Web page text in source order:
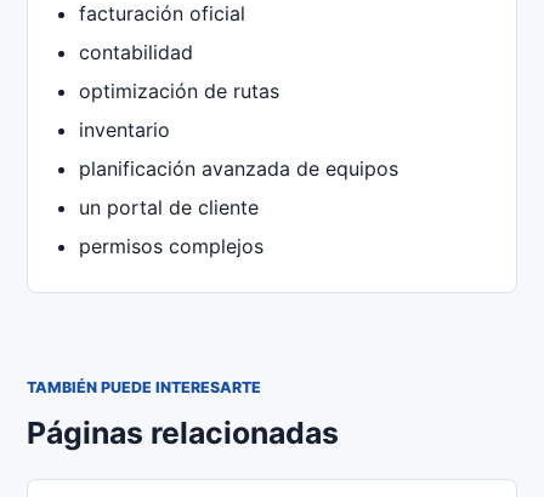
facturación oficial
contabilidad
optimización de rutas
inventario
planificación avanzada de equipos
un portal de cliente
permisos complejos
TAMBIÉN PUEDE INTERESARTE
Páginas relacionadas